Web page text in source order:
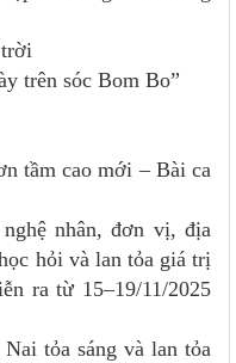
trên sóc Bom Bo”
tầm cao mới – Bài ca
nhân, đơn vị, địa
hỏi và lan tỏa giá trị
ra từ 15–19/11/2025
tỏa sáng và lan tỏa